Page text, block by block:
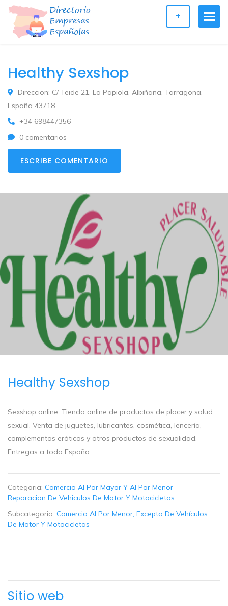
+
Healthy Sexshop
Direccion: C/ Teide 21, La Papiola, Albiñana, Tarragona,
España 43718
+34 698447356
0 comentarios
ESCRIBE COMENTARIO
Healthy Sexshop
Sexshop online. Tienda online de productos de placer y salud
sexual. Venta de juguetes, lubricantes, cosmética, lencería,
complementos eróticos y otros productos de sexualidad.
Entregas a toda España.
Categoria: Comercio Al Por Mayor Y Al Por Menor -
Reparacion De Vehiculos De Motor Y Motocicletas
Subcategoria: Comercio Al Por Menor, Excepto De Vehículos
De Motor Y Motocicletas
Sitio web